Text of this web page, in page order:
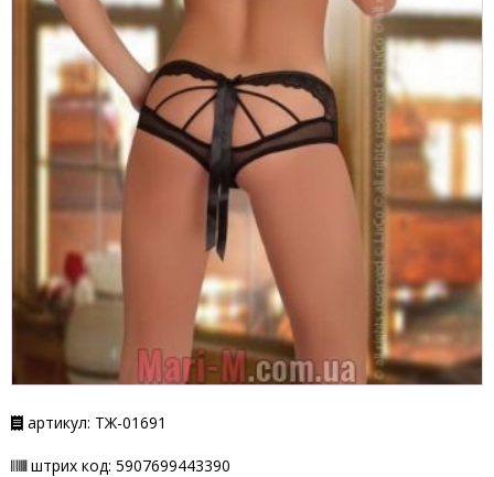
артикул: ТЖ-01691
штрих код: 5907699443390